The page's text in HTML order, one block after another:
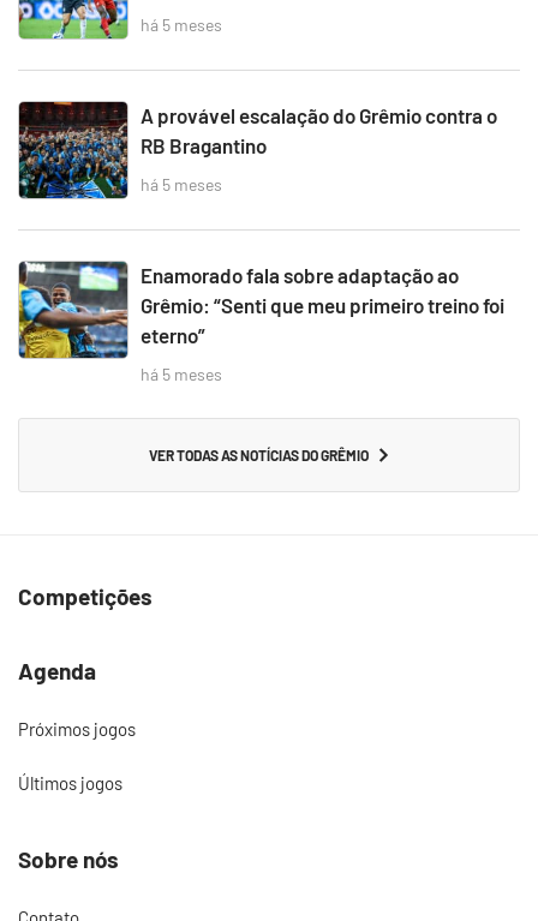
há 5 meses
A provável escalação do Grêmio contra o
RB Bragantino
há 5 meses
Enamorado fala sobre adaptação ao
Grêmio: “Senti que meu primeiro treino foi
eterno”
há 5 meses
VER TODAS AS NOTÍCIAS DO GRÊMIO
Competições
Agenda
Próximos jogos
Últimos jogos
Sobre nós